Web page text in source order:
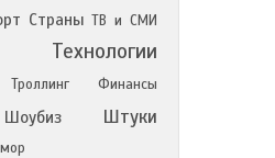
Страны ТВ и СМИ
Технологии
Троллинг Финансы
Шоубиз Штуки